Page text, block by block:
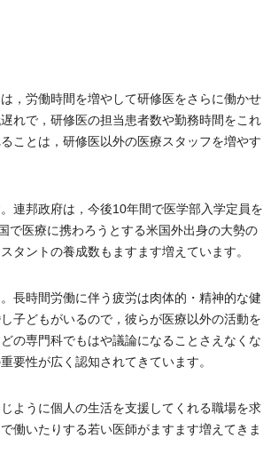
，労働時間を増やして研修医をさらに働かせ
れで，研修医の担当患者数や勤務時間をこれ
ことは，研修医以外の医療スタッフを増やす
連邦政府は，今後10年間で医学部入学定員を
で医療に携わろうとする米国外出身の大勢の
タントの養成数もますます増えています。
長時間労働に伴う疲労は肉体的・精神的な健
子どもがいるので，彼らが医療以外の活動を
の専門科でもはや議論になることさえなくな
要性が広く認知されてきています。
ように個人の生活を支援してくれる職場を求
働いたりする若い医師がますます増えてきま